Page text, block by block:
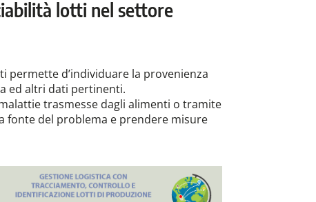
lotti nel settore
permette d’individuare la provenienza
ed altri dati pertinenti.
trasmesse dagli alimenti o tramite
fonte del problema e prendere misure